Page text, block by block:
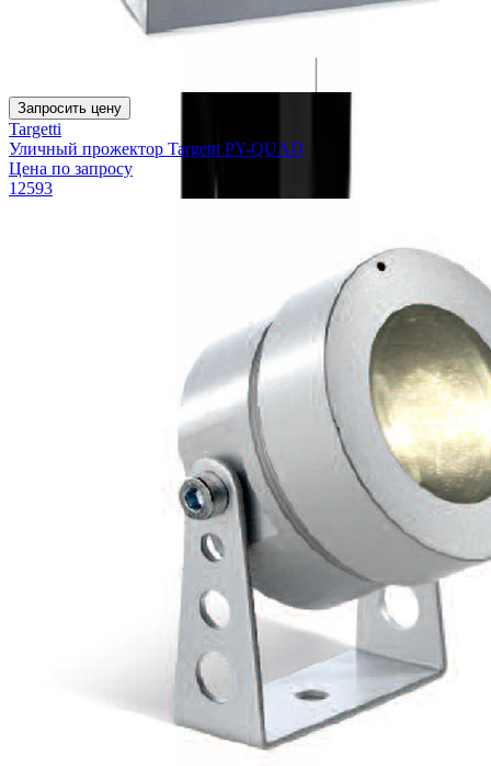
Запросить цену
Targetti
Уличный прожектор Targetti PY-QUAD
Цена по запросу
12593